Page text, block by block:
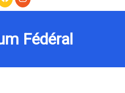
Fédéral